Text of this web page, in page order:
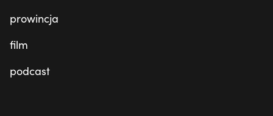
prowincja
film
podcast